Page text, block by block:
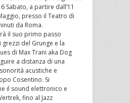
Sabato, a partire dall’11
presso il Teatro di
da Roma.
il suo primo passo
grezzi del Grunge e la
di Max Trani aka Dog
a distanza di una
acustiche e
Cosentino. Si
il sound elettronico e
fino al Jazz